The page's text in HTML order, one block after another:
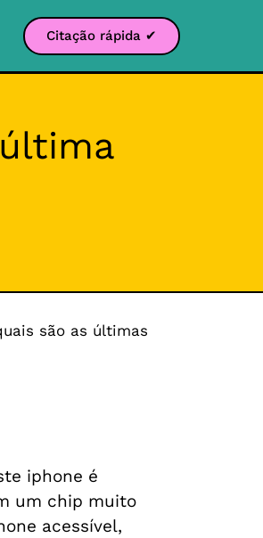
Citação rápida ✔
são as últimas
iphone é
um chip muito
acessível,